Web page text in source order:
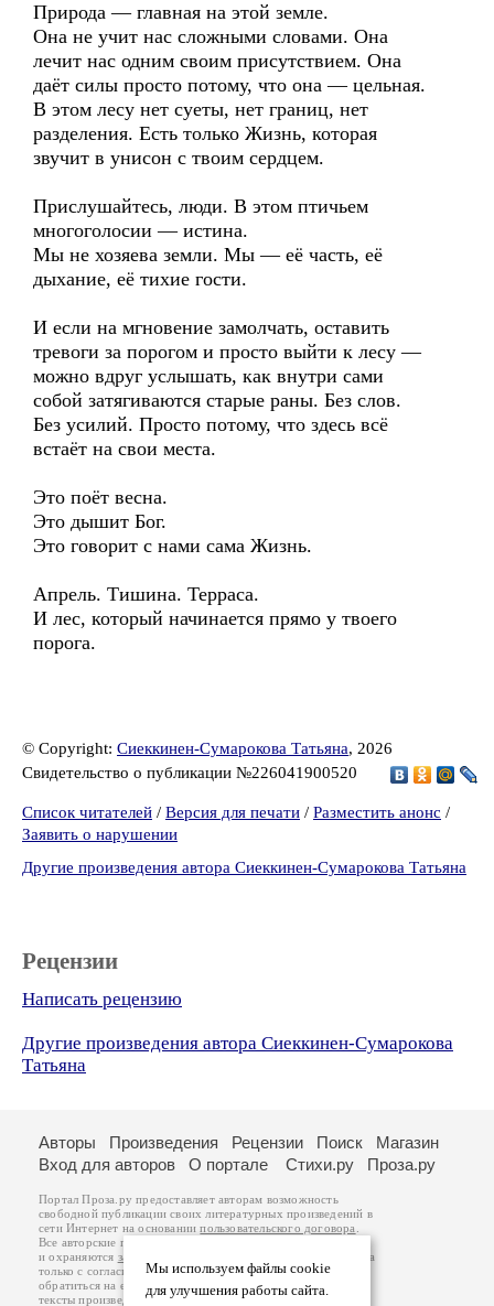
Природа — главная на этой земле.
Она не учит нас сложными словами. Она
лечит нас одним своим присутствием. Она
даёт силы просто потому, что она — цельная.
В этом лесу нет суеты, нет границ, нет
разделения. Есть только Жизнь, которая
звучит в унисон с твоим сердцем.
Прислушайтесь, люди. В этом птичьем
многоголосии — истина.
Мы не хозяева земли. Мы — её часть, её
дыхание, её тихие гости.
И если на мгновение замолчать, оставить
тревоги за порогом и просто выйти к лесу —
можно вдруг услышать, как внутри сами
собой затягиваются старые раны. Без слов.
Без усилий. Просто потому, что здесь всё
встаёт на свои места.
Это поёт весна.
Это дышит Бог.
Это говорит с нами сама Жизнь.
Апрель. Тишина. Терраса.
И лес, который начинается прямо у твоего
порога.
© Copyright: Сиеккинен-Сумарокова Татьяна, 2026
Свидетельство о публикации №226041900520
Список читателей / Версия для печати / Разместить анонс /
Заявить о нарушении
Другие произведения автора Сиеккинен-Сумарокова Татьяна
Рецензии
Написать рецензию
Другие произведения автора Сиеккинен-Сумарокова
Татьяна
Мы используем файлы cookie
для улучшения работы сайта.
Авторы Произведения Рецензии Поиск
Магазин
Вход для авторов
О портале Стихи.ру Проза.ру
Портал Проза.ру предоставляет авторам возможность
свободной публикации своих литературных произведений в
сети Интернет на основаниипользовательского договора
Все авторские права на произведения принадлежат авторам
и охраняются законом
. Перепечатка произведений возможна
только с согласия его автора, к которому вы можете
обратиться на его авторской странице. Ответственность за
тексты произведений авторы несут самостоятельно на